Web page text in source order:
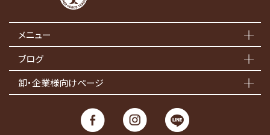
メニュー
ブログ
卸・企業様向けページ